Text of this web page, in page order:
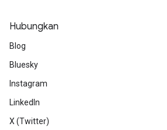
Hubungkan
Blog
Bluesky
Instagram
LinkedIn
X (Twitter)